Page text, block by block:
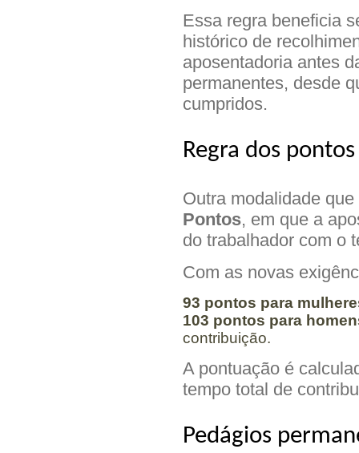
Essa regra beneficia
histórico de
aposentadoria antes
permanentes, desde
cumpridos.
Regra dos
Outra modalidade
Pontos, em que a
do trabalhador com o
Com as novas
93 pontos para
103 pontos para
contribuição.
A pontuação é
tempo total de
Pedágios